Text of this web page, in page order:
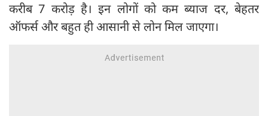
करीब 7 करोड़ है। इन लोगों को कम ब्याज दर, बेहतर
ऑफर्स और बहुत ही आसानी से लोन मिल जाएगा।